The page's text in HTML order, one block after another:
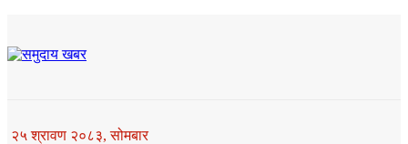
२५ श्रावण २०८३, सोमबार